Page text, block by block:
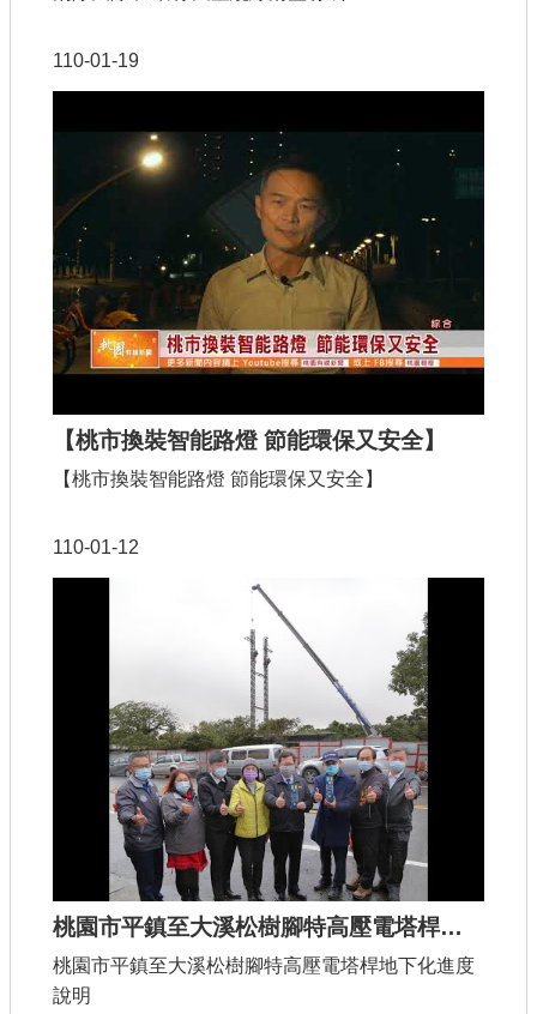
110-01-19
【桃市換裝智能路燈 節能環保又安全】
110-01-12
【桃市換裝智能路燈 節能環保又安全】
桃園市平鎮至大溪松樹腳特高壓電塔桿地下化進度說明
桃園市平鎮至大溪松樹腳特高壓電塔桿地下化進度
說明